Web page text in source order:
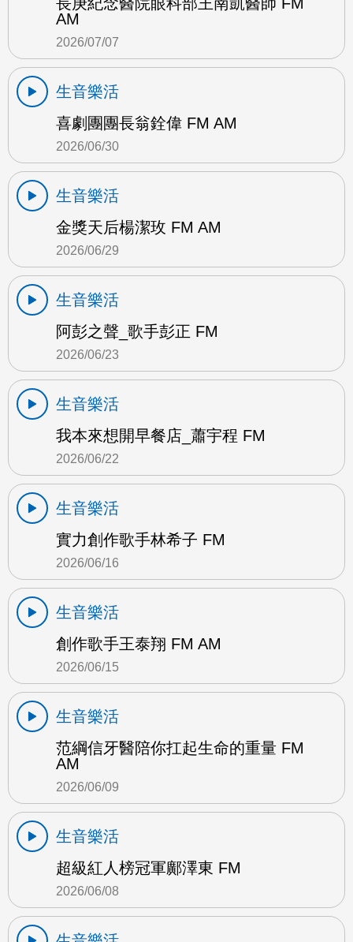
AM
2026/07/07
生音樂活
喜劇團團長翁銓偉 FM AM
2026/06/30
生音樂活
金獎天后楊潔玫 FM AM
2026/06/29
生音樂活
阿彭之聲_歌手彭正 FM
2026/06/23
生音樂活
我本來想開早餐店_蕭宇程 FM
2026/06/22
生音樂活
實力創作歌手林希子 FM
2026/06/16
生音樂活
創作歌手王泰翔 FM AM
2026/06/15
生音樂活
范綱信牙醫陪你扛起生命的重量 FM
AM
2026/06/09
生音樂活
超級紅人榜冠軍鄺澤東 FM
2026/06/08